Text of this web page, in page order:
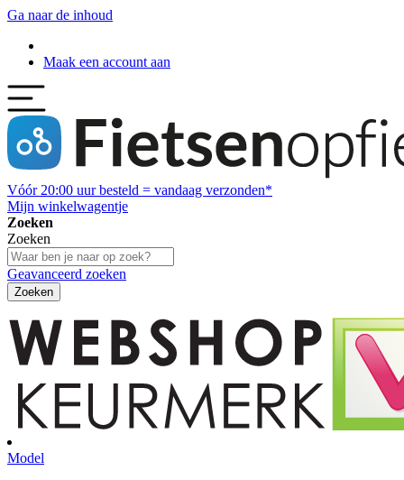
Ga naar de inhoud
Maak een account aan
Vóór 20:00 uur besteld = vandaag verzonden*
Mijn winkelwagentje
Zoeken
Zoeken
Geavanceerd zoeken
Zoeken
Model